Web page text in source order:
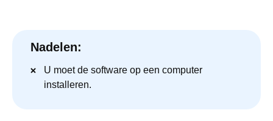
Nadelen:
U moet de software op een computer
installeren.